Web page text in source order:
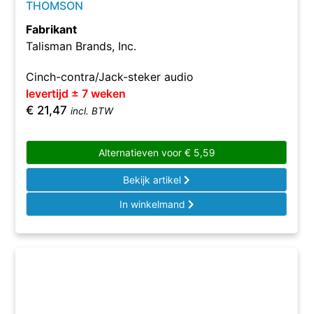
THOMSON
Fabrikant
Talisman Brands, Inc.
Cinch-contra/Jack-steker audio
levertijd ± 7 weken
€ 21,47 incl. BTW
Alternatieven voor €5,59
Bekijk artikel
In winkelmand